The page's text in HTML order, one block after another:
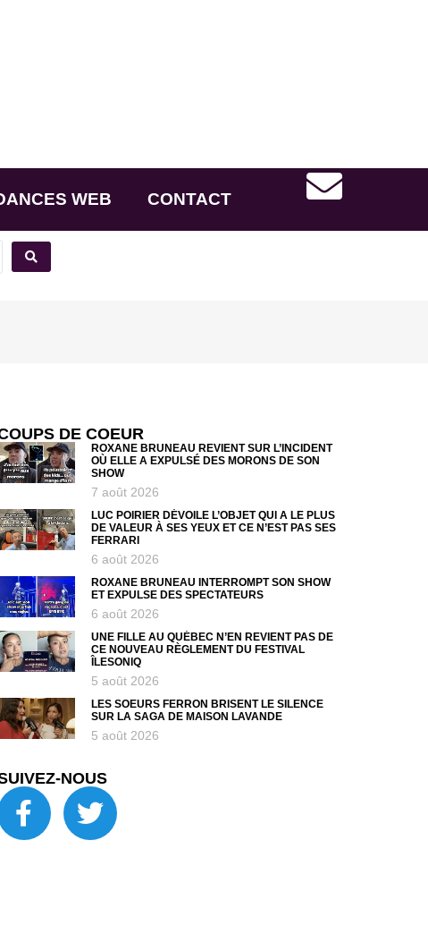
WEB CONTACT
DE COEUR
ROXANE BRUNEAU REVIENT SUR L’INCIDENT
OÙ ELLE A EXPULSÉ DES MORONS DE SON
SHOW
7 août 2026
LUC POIRIER DÉVOILE L’OBJET QUI A LE PLUS
DE VALEUR À SES YEUX ET CE N’EST PAS SES
FERRARI
6 août 2026
ROXANE BRUNEAU INTERROMPT SON SHOW
ET EXPULSE DES SPECTATEURS
6 août 2026
UNE FILLE AU QUÉBEC N’EN REVIENT PAS DE
CE NOUVEAU RÈGLEMENT DU FESTIVAL
ÎLESONIQ
5 août 2026
LES SOEURS FERRON BRISENT LE SILENCE
SUR LA SAGA DE MAISON LAVANDE
5 août 2026
NOUS